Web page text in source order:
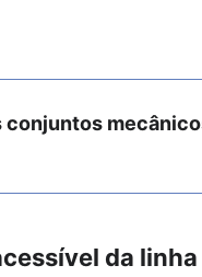
da linha